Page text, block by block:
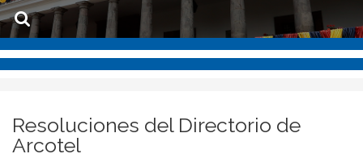
Resoluciones del Directorio de
Arcotel